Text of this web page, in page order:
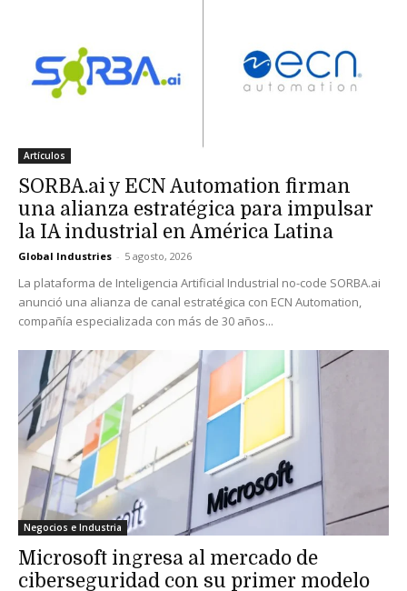
Artículos
SORBA.ai y ECN Automation firman
una alianza estratégica para impulsar
la IA industrial en América Latina
Global Industries - 5 agosto, 2026
La plataforma de Inteligencia Artificial Industrial no-code SORBA.ai
anunció una alianza de canal estratégica con ECN Automation,
compañía especializada con más de 30 años...
Negocios e Industria
Microsoft ingresa al mercado de
ciberseguridad con su primer modelo